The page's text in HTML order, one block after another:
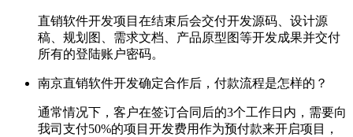
直销软件开发项目在结束后会交付开发源码、设计源
稿、规划图、需求文档、产品原型图等开发成果并交付
所有的登陆账户密码。
南京直销软件开发确定合作后，付款流程是怎样的？
通常情况下，客户在签订合同后的3个工作日内，需要向
我司支付50%的项目开发费用作为预付款来开启项目，